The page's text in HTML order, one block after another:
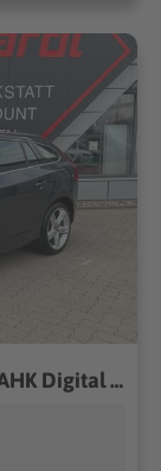
Volvo V60 T4 Kombi Summum Cam AHK Digital 4x Sitzhzg